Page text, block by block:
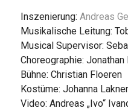
Inszenierung: Andreas
Musikalische Leitung:
Musical Supervisor:
Choreographie: Jonathan
Bühne: Christian Floeren
Kostüme: Johanna Lakner
Video: Andreas „Ivo“